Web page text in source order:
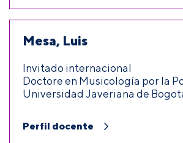
Mesa, Luis
Invitado internacional
Doctore en Musicología por la
Universidad Javeriana de
Perfil docente